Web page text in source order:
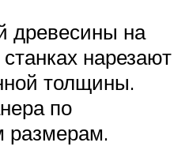
древесины на
нарезают
толщины.
по
размерам.